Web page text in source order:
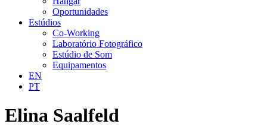
Oportunidades
Estúdios
Co-Working
Laboratório Fotográfico
Estúdio de Som
Equipamentos
EN
PT
Elina Saalfeld